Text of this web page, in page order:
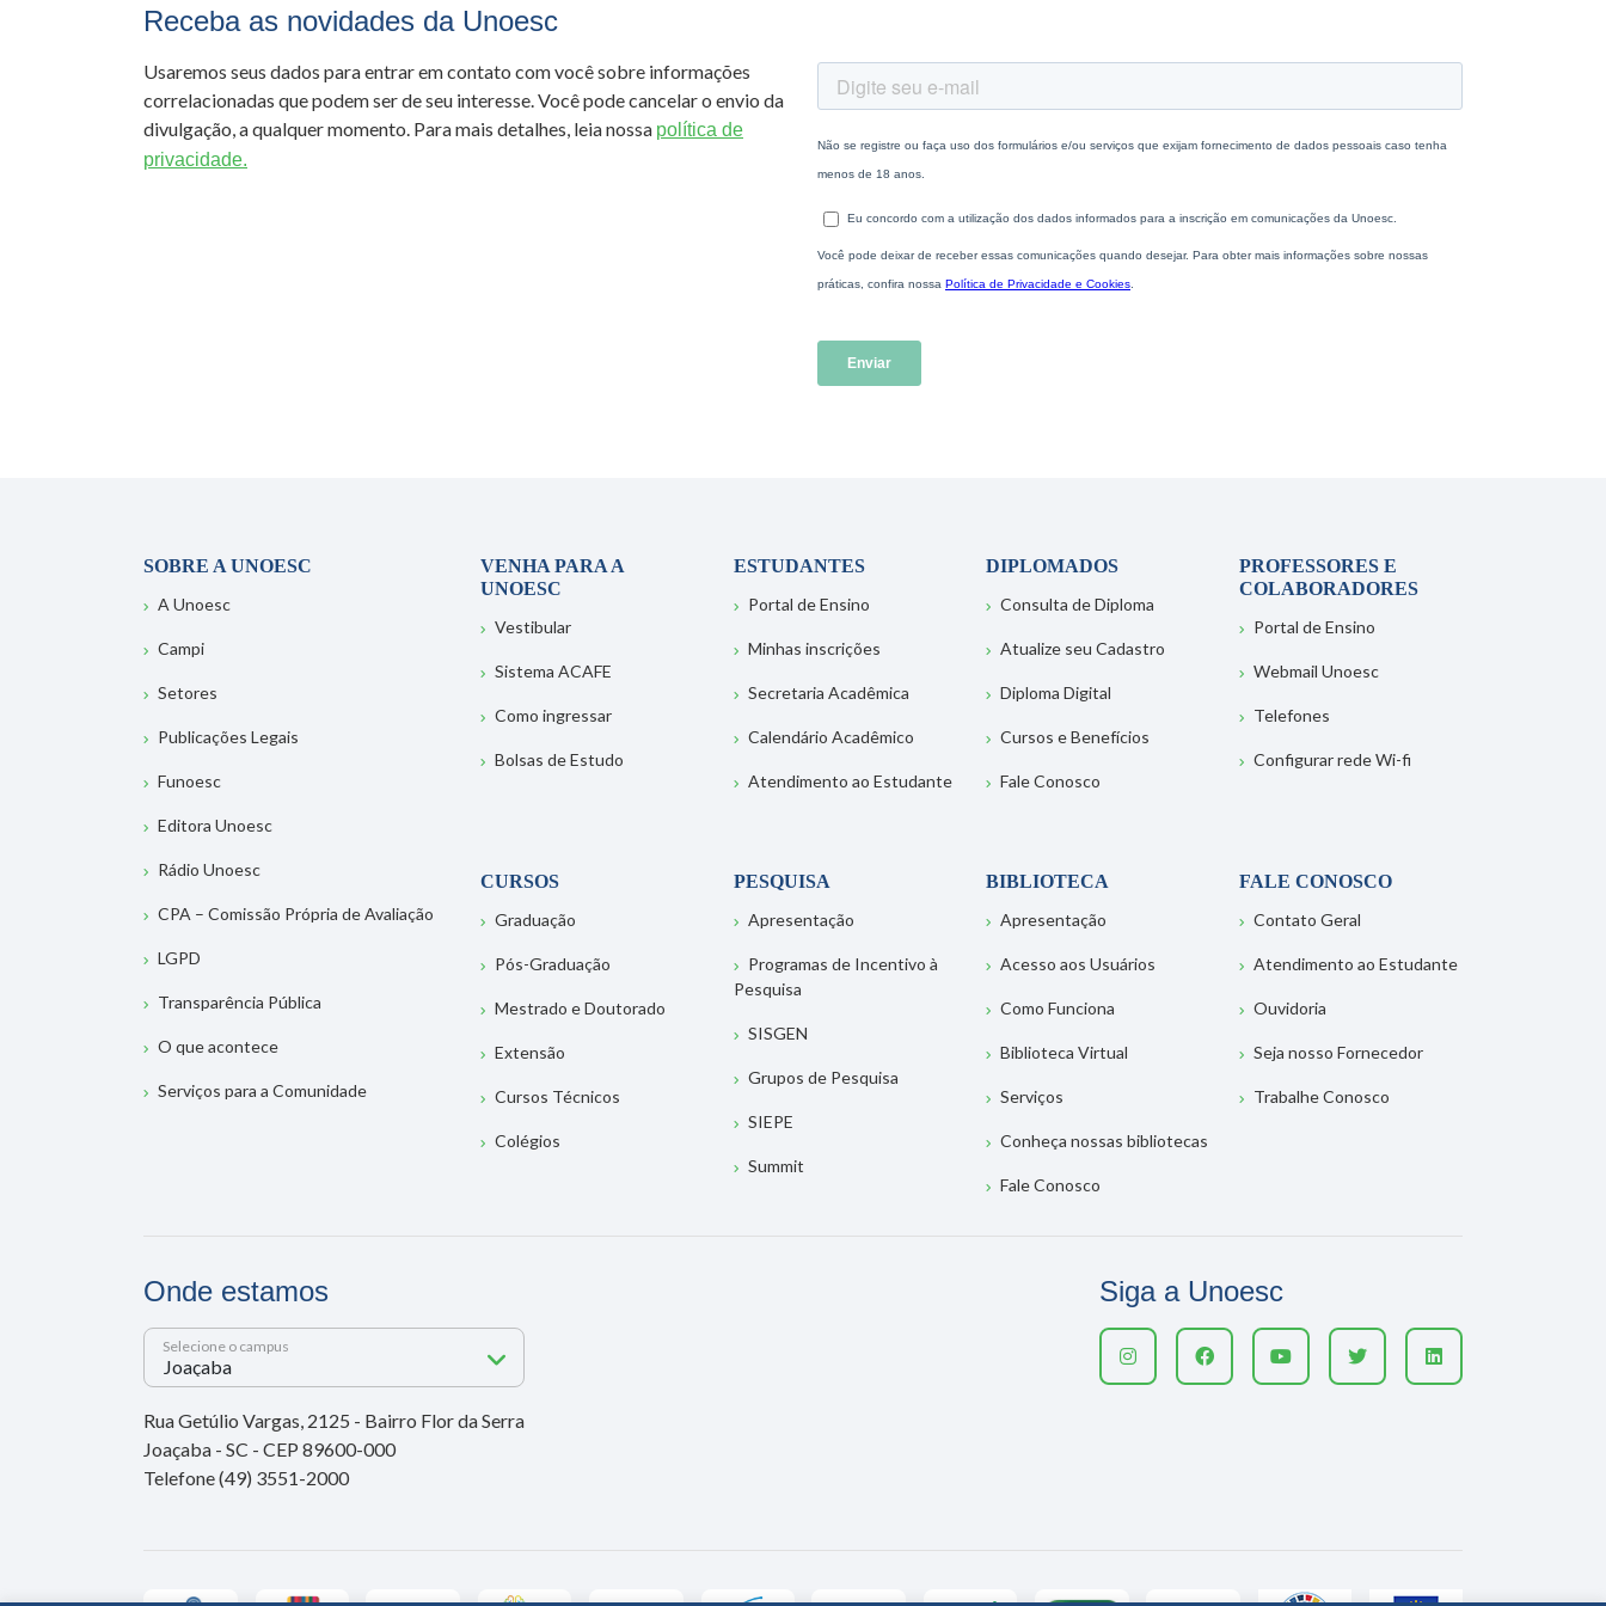
Receba as novidades da Unoesc
Usaremos seus dados para entrar em contato com você sobre informações
correlacionadas que podem ser de seu interesse. Você pode cancelar o envio da
divulgação, a qualquer momento. Para mais detalhes, leia nossa política de
privacidade.
SOBRE A UNOESC
A Unoesc
Campi
Setores
Publicações Legais
Funoesc
Editora Unoesc
Rádio Unoesc
CPA – Comissão Própria de Avaliação
LGPD
Transparência Pública
O que acontece
Serviços para a Comunidade
VENHA PARA A
UNOESC
Vestibular
Sistema ACAFE
Como ingressar
Bolsas de Estudo
ESTUDANTES
Portal de Ensino
Minhas inscrições
Secretaria Acadêmica
Calendário Acadêmico
Atendimento ao Estudante
DIPLOMADOS
Consulta de Diploma
Atualize seu Cadastro
Diploma Digital
Cursos e Benefícios
Fale Conosco
PROFESSORES E
COLABORADORES
Portal de Ensino
Webmail Unoesc
Telefones
Configurar rede Wi-fi
CURSOS
Graduação
Pós-Graduação
Mestrado e Doutorado
Extensão
Cursos Técnicos
Colégios
PESQUISA
Apresentação
Programas de Incentivo à
Pesquisa
SISGEN
Grupos de Pesquisa
SIEPE
Summit
BIBLIOTECA
Apresentação
Acesso aos Usuários
Como Funciona
Biblioteca Virtual
Serviços
Conheça nossas bibliotecas
Fale Conosco
FALE CONOSCO
Contato Geral
Atendimento ao Estudante
Ouvidoria
Seja nosso Fornecedor
Trabalhe Conosco
Onde estamos
Selecione o campus
Rua Getúlio Vargas, 2125 - Bairro Flor da Serra
Joaçaba - SC - CEP 89600-000
Telefone (49) 3551-2000
Siga a Unoesc